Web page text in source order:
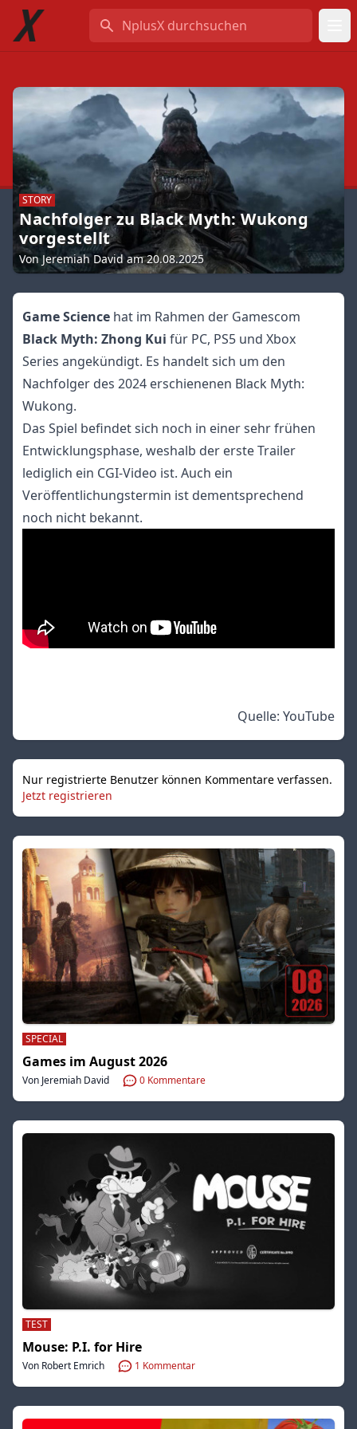
NplusX durchsuchen
STORY
Nachfolger zu Black Myth: Wukong
vorgestellt
Von Jeremiah David am 20.08.2025
Game Science hat im Rahmen der Gamescom
Black Myth: Zhong Kui für PC, PS5 und Xbox
Series angekündigt. Es handelt sich um den
Nachfolger des 2024 erschienenen Black Myth:
Wukong.
Das Spiel befindet sich noch in einer sehr frühen
Entwicklungsphase, weshalb der erste Trailer
lediglich ein CGI-Video ist. Auch ein
Veröffentlichungstermin ist dementsprechend
noch nicht bekannt.
Quelle: YouTube
Nur registrierte Benutzer können Kommentare verfassen.
Jetzt registrieren
SPECIAL
Games im August 2026
Von Jeremiah David 0 Kommentare
TEST
Mouse: P.I. for Hire
Von Robert Emrich 1 Kommentar